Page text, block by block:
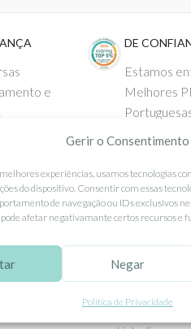
Gerir o Consentimento
experiências, usamos tecnologias
do dispositivo. Consentir com essas
de navegação ou IDs exclusivos
afetar negativamante certos recursos e
Negar
Política de Privacidade
e
DE
Estamos
Melhores
CLIENTE
SEGUE-NOS
Facebook
Instagram
Pinterest
X